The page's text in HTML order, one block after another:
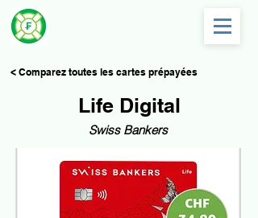
< Comparez toutes les cartes prépayées
Life Digital
Swiss Bankers